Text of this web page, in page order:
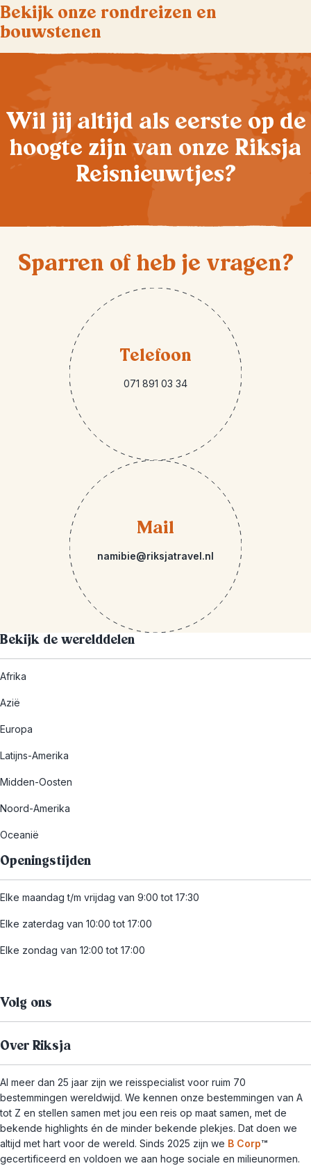
Bekijk onze rondreizen en
bouwstenen
Wil jij altijd als eerste op de
hoogte zijn van onze Riksja
Reisnieuwtjes?
Sparren of heb je vragen?
Telefoon
071 891 03 34
Mail
namibie@riksjatravel.nl
Bekijk de werelddelen
Afrika
Azië
Europa
Latijns-Amerika
Midden-Oosten
Noord-Amerika
Oceanië
Openingstijden
Elke maandag t/m vrijdag van 9:00 tot 17:30
Elke zaterdag van 10:00 tot 17:00
Elke zondag van 12:00 tot 17:00
Volg ons
Over Riksja
Al meer dan 25 jaar zijn we reisspecialist voor ruim 70
bestemmingen wereldwijd. We kennen onze bestemmingen van A
tot Z en stellen samen met jou een reis op maat samen, met de
bekende highlights én de minder bekende plekjes. Dat doen we
altijd met hart voor de wereld. Sinds 2025 zijn we B Corp™
gecertificeerd en voldoen we aan hoge sociale en milieunormen.